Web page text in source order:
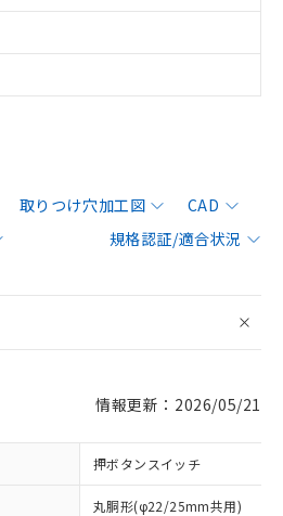
取りつけ穴加工図
CAD
規格認証/適合状況
情報更新：2026/05/21
押ボタンスイッチ
丸胴形(φ22/25mm共用)